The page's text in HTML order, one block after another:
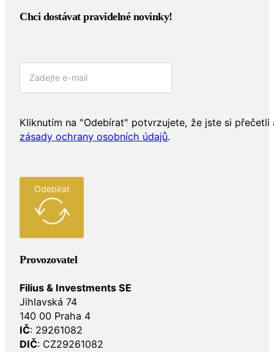
Chci dostávat pravidelné novinky!​
Kliknutím na "Odebírat" potvrzujete, že jste si přečetli
zásady ochrany osobních údajů.
Odebírat
Provozovatel
Filius & Investments SE
Jihlavská 74
140 00 Praha 4
IČ: 29261082
DIČ: CZ29261082